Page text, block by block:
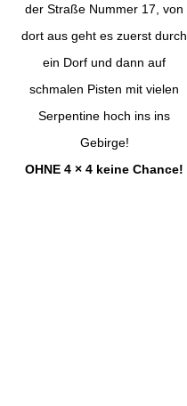
der Straße Nummer 17, von
dort aus geht es zuerst durch
ein Dorf und dann auf
schmalen Pisten mit vielen
Serpentine hoch ins ins
Gebirge!
OHNE 4 × 4 keine Chance!